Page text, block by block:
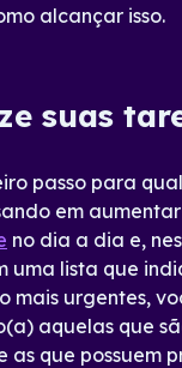
alcançar isso.
suas
passo para
em
no dia a dia e,
uma lista que
mais urgentes,
aquelas que
as que possuem